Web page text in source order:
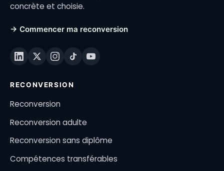
concrète et choisie.
→ Commencer ma reconversion
RECONVERSION
Reconversion
Reconversion adulte
Reconversion sans diplôme
Compétences transférables